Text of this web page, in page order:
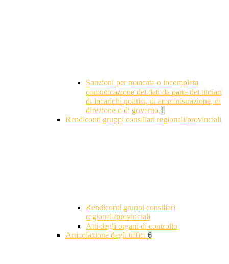
Sanzioni per mancata o incompleta
comunicazione dei dati da parte dei titolari
di incarichi politici, di amministrazione, di
direzione o di governo 1
Rendiconti gruppi consiliari regionali/provinciali
Rendiconti gruppi consiliari
regionali/provinciali
Atti degli organi di controllo
Articolazione degli uffici 6